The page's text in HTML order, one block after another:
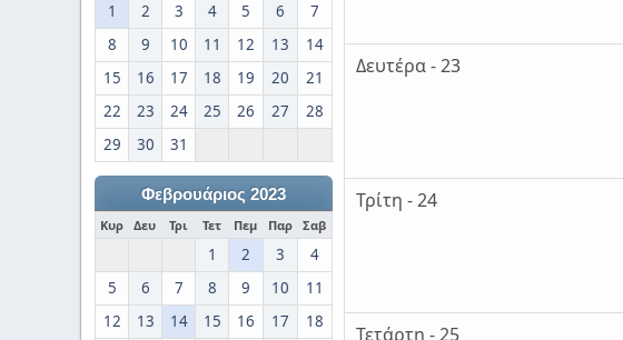
1 2 3 4 5 6
7
8
9 10 11 12 13
14
15
16 17 18 19 20
21
22
23 24 25 26 27
28
29
30 31
Φεβρουάριος 2023
Κυρ Δευ Τρι Τετ Πεμ Παρ Σαβ
1 2 3
4
5
6 7 8 9 10
11
12
13 14 15 16 17
18
Δευτέρα - 23
Τρίτη - 24
Τετάρτη - 25